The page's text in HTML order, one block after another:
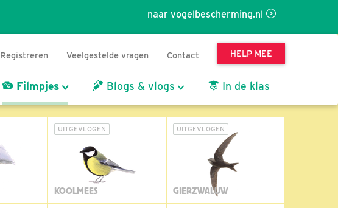
naar vogelbescherming.nl
Registreren Veelgestelde vragen Contact HELP MEE
Filmpjes Blogs & vlogs In de klas
UITGEVLOGEN
KOOLMEES
UITGEVLOGEN
GIERZWALUW